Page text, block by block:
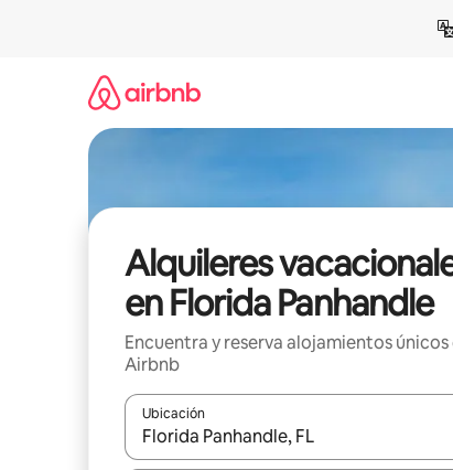
Alquileres
en Florida Panhandle
Encuentra y reserva alojamientos únicos
Airbnb
Ubicación
Cuando los resultados estén disponibles,